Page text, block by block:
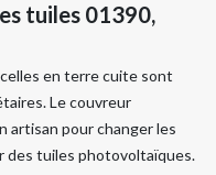
tuiles 01390,
en terre cuite sont
Le couvreur
artisan pour changer les
des tuiles photovoltaïques.